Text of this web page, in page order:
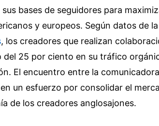
bases de seguidores para
y europeos. Según datos de
, los creadores que realizan
del 25 por ciento en su tráfico
El encuentro entre la
un esfuerzo por consolidar el
de los creadores anglosajones.